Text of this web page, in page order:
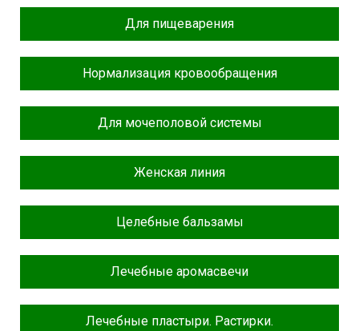
Для пищеварения
Нормализация кровообращения
Для мочеполовой системы
Женская линия
Целебные бальзамы
Лечебные аромасвечи
Лечебные пластыри. Растирки.